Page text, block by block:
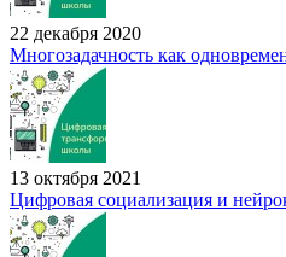
22 декабря 2020
Многозадачность как
13 октября 2021
Цифровая социализация и